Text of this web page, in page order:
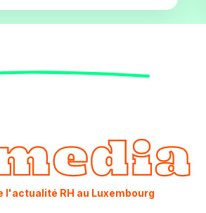
l'actualité RH au Luxembourg